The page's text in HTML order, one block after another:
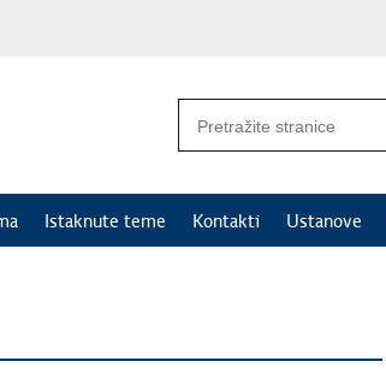
Istaknute teme Kontakti Ustanove